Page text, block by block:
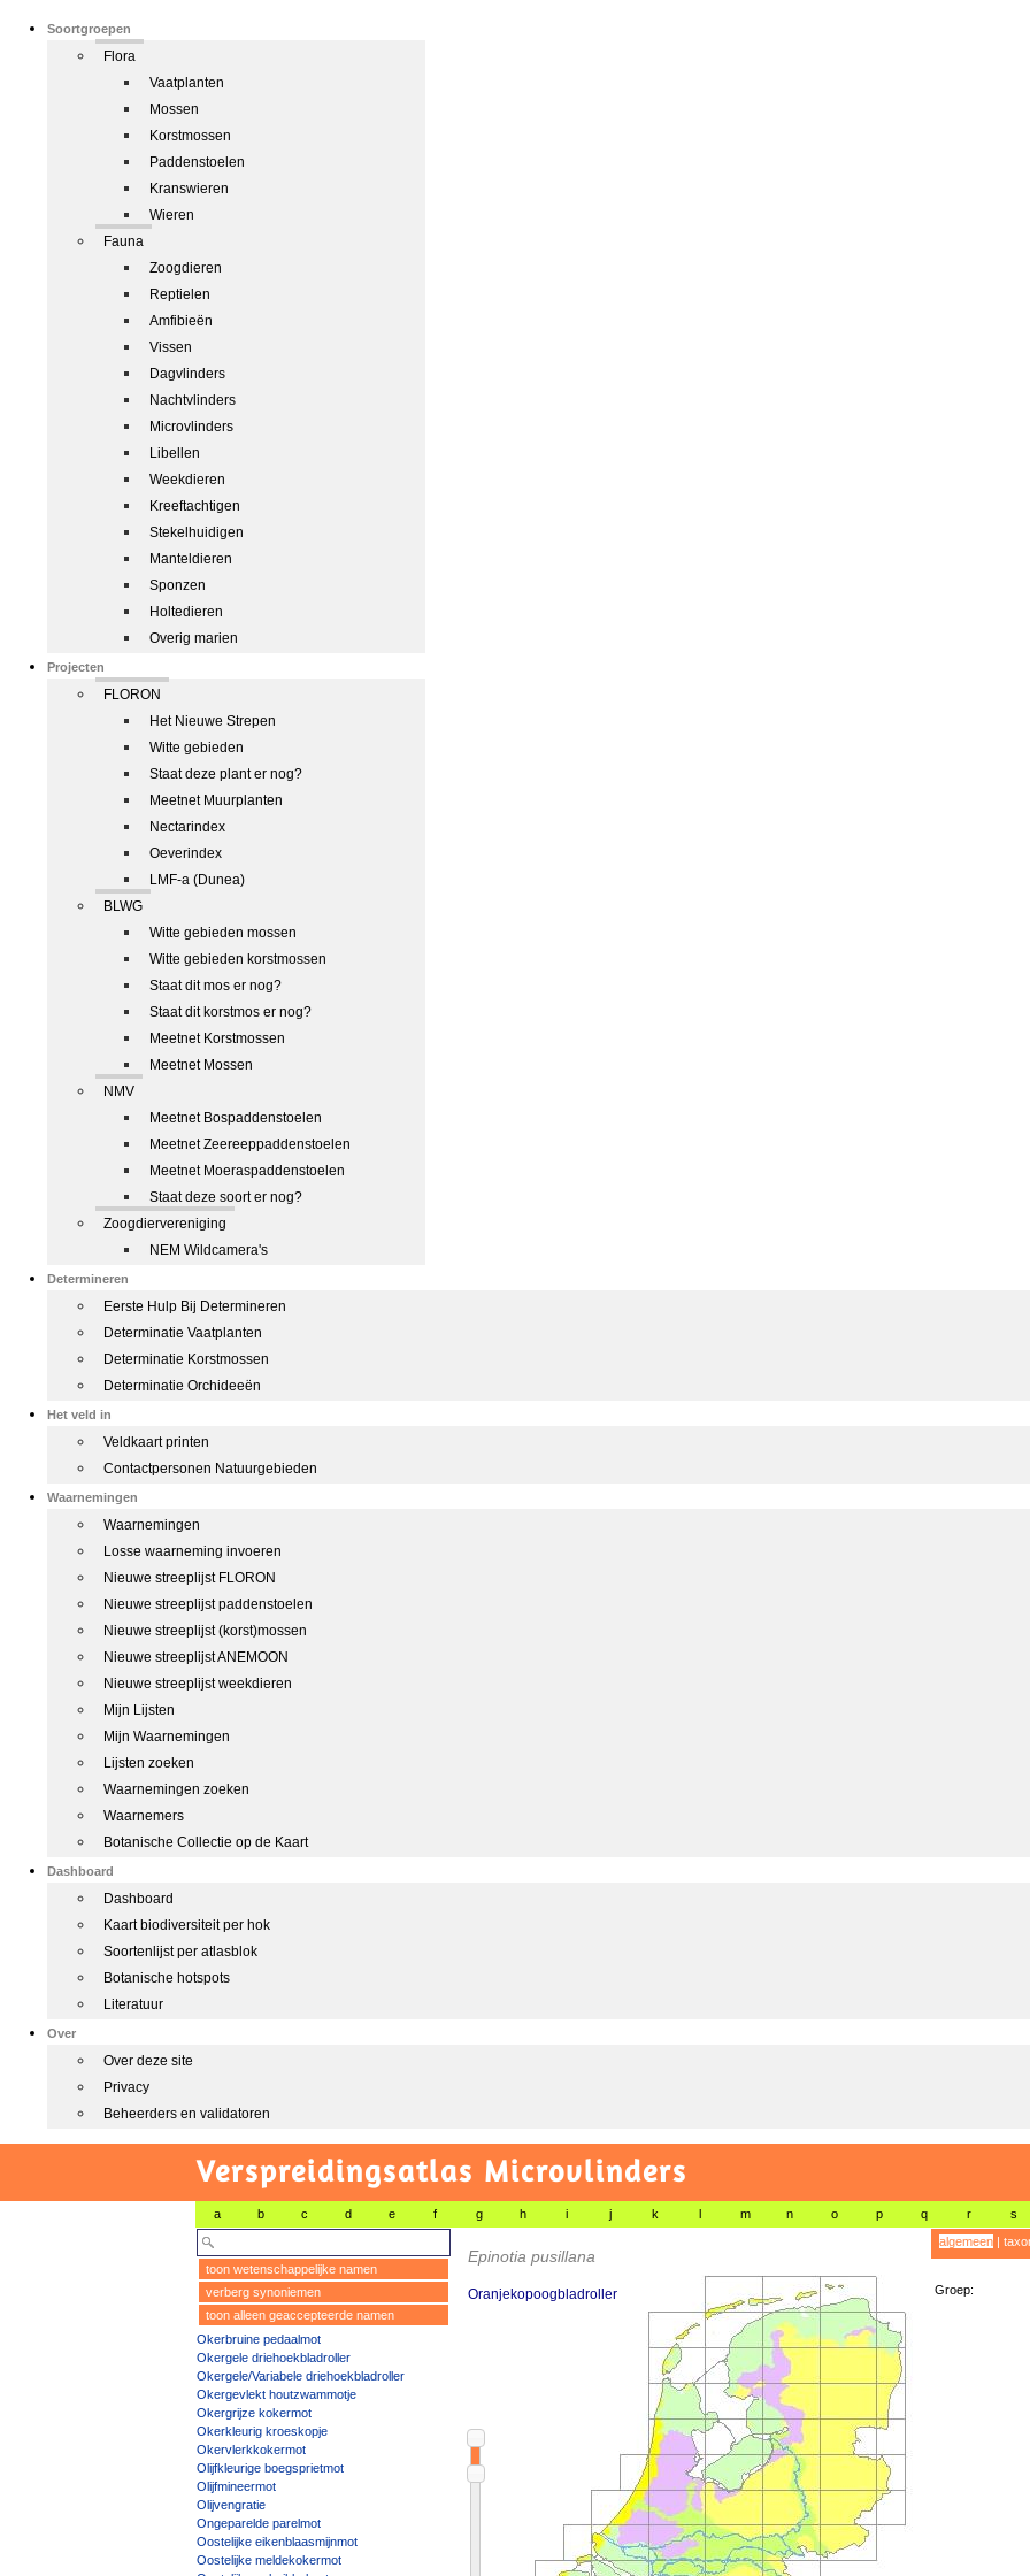
Soortgroepen
Flora
Vaatplanten
Mossen
Korstmossen
Paddenstoelen
Kranswieren
Wieren
Fauna
Zoogdieren
Reptielen
Amfibieën
Vissen
Dagvlinders
Nachtvlinders
Microvlinders
Libellen
Weekdieren
Kreeftachtigen
Stekelhuidigen
Manteldieren
Sponzen
Holtedieren
Overig marien
Projecten
FLORON
Het Nieuwe Strepen
Witte gebieden
Staat deze plant er nog?
Meetnet Muurplanten
Nectarindex
Oeverindex
LMF-a (Dunea)
BLWG
Witte gebieden mossen
Witte gebieden korstmossen
Staat dit mos er nog?
Staat dit korstmos er nog?
Meetnet Korstmossen
Meetnet Mossen
NMV
Meetnet Bospaddenstoelen
Meetnet Zeereeppaddenstoelen
Meetnet Moeraspaddenstoelen
Staat deze soort er nog?
Zoogdiervereniging
NEM Wildcamera's
Determineren
Eerste Hulp Bij Determineren
Determinatie Vaatplanten
Determinatie Korstmossen
Determinatie Orchideeën
Het veld in
Veldkaart printen
Contactpersonen Natuurgebieden
Waarnemingen
Waarnemingen
Losse waarneming invoeren
Nieuwe streeplijst FLORON
Nieuwe streeplijst paddenstoelen
Nieuwe streeplijst (korst)mossen
Nieuwe streeplijst ANEMOON
Nieuwe streeplijst weekdieren
Mijn Lijsten
Mijn Waarnemingen
Lijsten zoeken
Waarnemingen zoeken
Waarnemers
Botanische Collectie op de Kaart
Dashboard
Dashboard
Kaart biodiversiteit per hok
Soortenlijst per atlasblok
Botanische hotspots
Literatuur
Over
Over deze site
Privacy
Beheerders en validatoren
Verspreidingsatlas Microvlinders
a b c d e f g h i j k l m n o p q r s
toon wetenschappelijke namen
verberg synoniemen
toon alleen geaccepteerde namen
Okerbruine pedaalmot
Okergele driehoekbladroller
Okergele/Variabele driehoekbladroller
Okergevlekt houtzwammotje
Okergrijze kokermot
Okerkleurig kroeskopje
Okervlerkkokermot
Olijfkleurige boegsprietmot
Olijfmineermot
Olijvengratie
Ongeparelde parelmot
Oostelijke eikenblaasmijnmot
Oostelijke meldekokermot
Epinotia pusillana
Oranjekopoogbladroller
algemeen|
Groep: